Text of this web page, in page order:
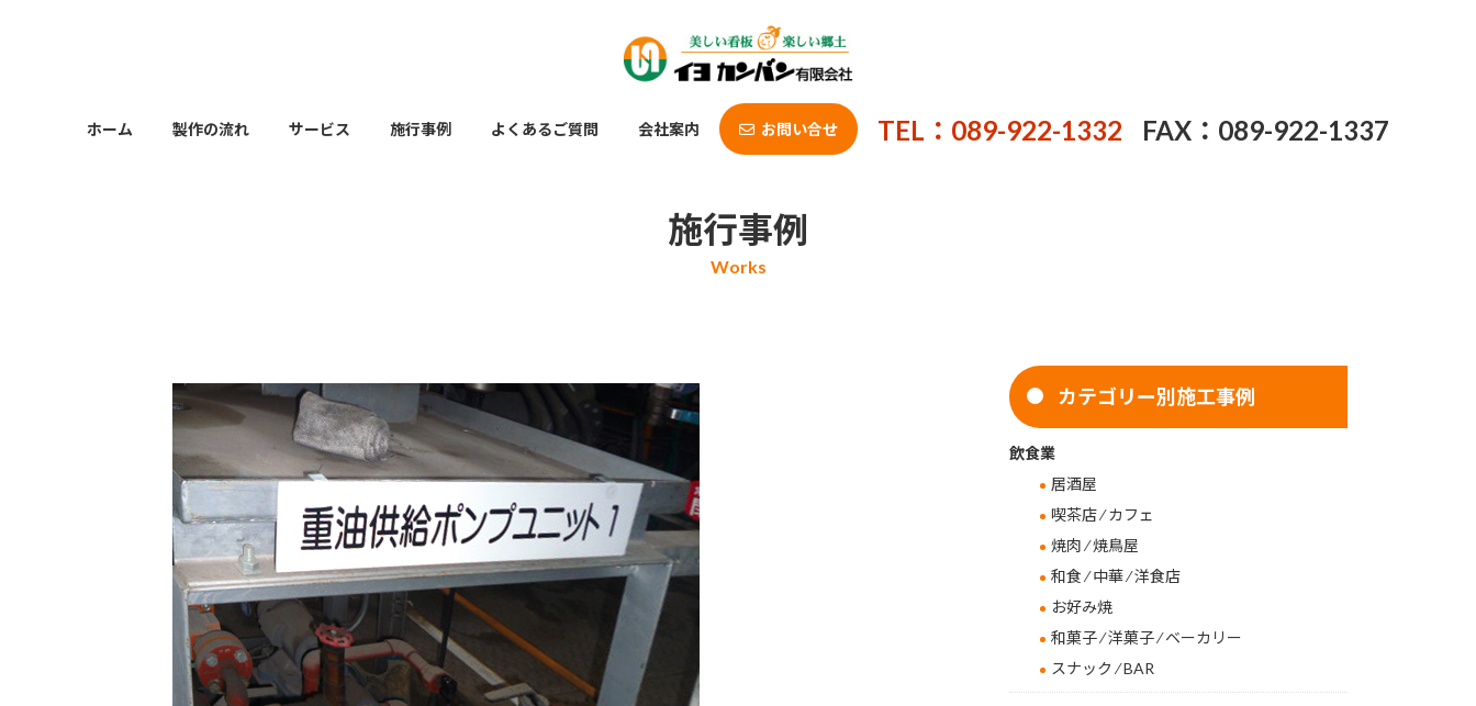
ホーム 製作の流れ サービス 施行事例 よくあるご質問 会社案内 お問い合せ TEL：089-922-1332 FAX：089-922-1337
施行事例
カテゴリー別施工事例
飲食業
居酒屋
喫茶店 ⁄ カフェ
焼肉 ⁄ 焼鳥屋
和食 ⁄ 中華 ⁄ 洋食店
お好み焼
和菓子 ⁄ 洋菓子 ⁄ ベーカリー
スナック ⁄ BAR